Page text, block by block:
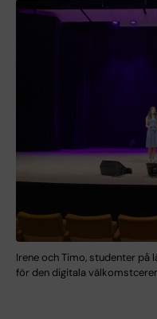
Irene och Timo, studenter
för den digitala